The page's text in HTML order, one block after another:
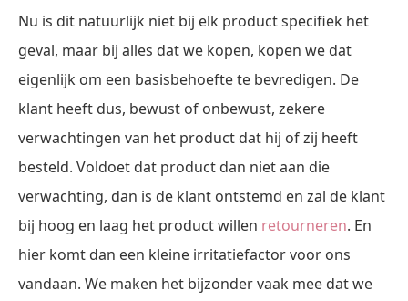
Nu is dit natuurlijk niet bij elk product specifiek het
geval, maar bij alles dat we kopen, kopen we dat
eigenlijk om een basisbehoefte te bevredigen. De
klant heeft dus, bewust of onbewust, zekere
verwachtingen van het product dat hij of zij heeft
besteld. Voldoet dat product dan niet aan die
verwachting, dan is de klant ontstemd en zal de klant
bij hoog en laag het product willen retourneren. En
hier komt dan een kleine irritatiefactor voor ons
vandaan. We maken het bijzonder vaak mee dat we